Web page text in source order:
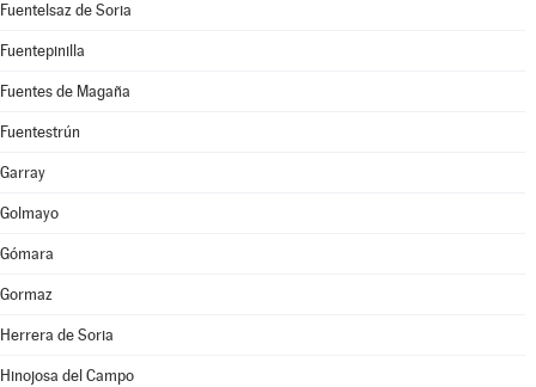
Fuentelsaz de Soria
Fuentepinilla
Fuentes de Magaña
Fuentestrún
Garray
Golmayo
Gómara
Gormaz
Herrera de Soria
Hinojosa del Campo